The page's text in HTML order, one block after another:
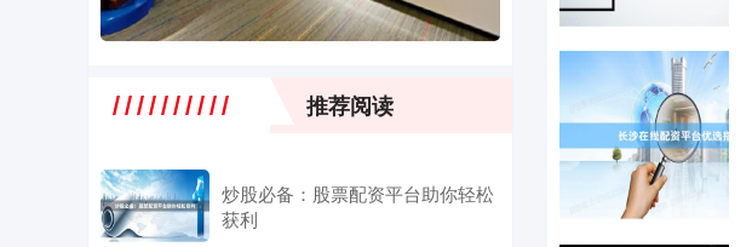
推荐阅读
炒股必备：股票配资平台助你轻松
获利